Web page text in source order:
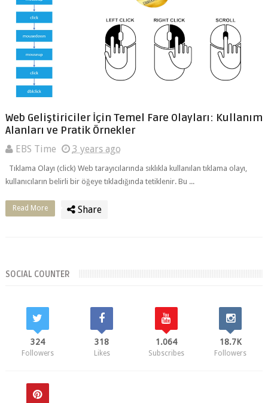
Web Geliştiriciler İçin Temel Fare Olayları: Kullanım
Alanları ve Pratik Örnekler
EBS Time 3 years ago
Tıklama Olayı (click) Web tarayıcılarında sıklıkla kullanılan tıklama olayı,
kullanıcıların belirli bir öğeye tıkladığında tetiklenir. Bu ...
Read More Share
SOCIAL COUNTER
324
Followers
318
Likes
1.064
Subscribes
18.7K
Followers